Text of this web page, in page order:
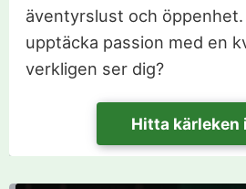
äventyrslust och
upptäcka passion med en
verkligen ser dig?
Hitta kärleken